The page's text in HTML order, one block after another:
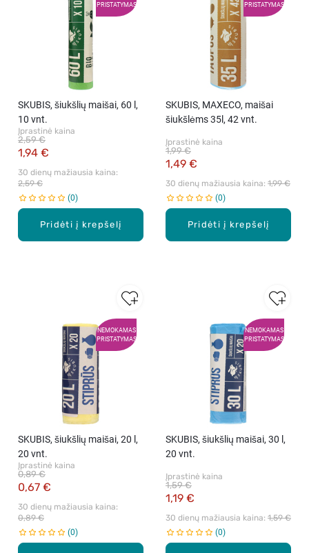
PRISTATYMAS
Pridėti į krepšelį
SKUBIS, šiukšlių maišai, 60 l,
10 vnt.
Įprastinė kaina
1,94 €
2,59 €
30 dienų mažiausia kaina:
2,59 €
0
PRISTATYMAS
Pridėti į krepšelį
SKUBIS, MAXECO, maišai
šiukšlėms 35l, 42 vnt.
Įprastinė kaina
1,49 €
1,99 €
30 dienų mažiausia kaina: 1,99 €
0
NEMOKAMAS
PRISTATYMAS
SKUBIS, šiukšlių maišai, 20 l,
20 vnt.
Įprastinė kaina
0,67 €
0,89 €
30 dienų mažiausia kaina:
0,89 €
0
NEMOKAMAS
PRISTATYMAS
SKUBIS, šiukšlių maišai, 30 l,
20 vnt.
Įprastinė kaina
1,19 €
1,59 €
30 dienų mažiausia kaina: 1,59 €
0